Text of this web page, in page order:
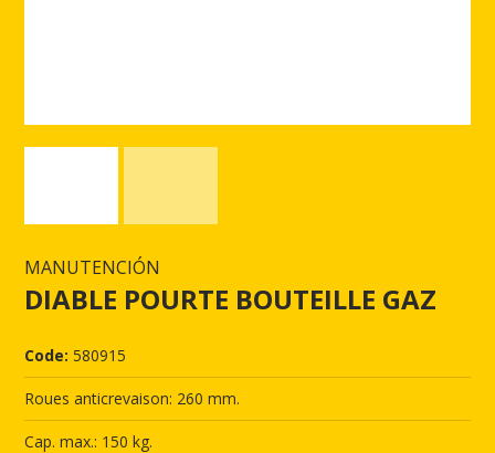
MANUTENCIÓN
DIABLE POURTE BOUTEILLE GAZ
Code: 580915
Roues anticrevaison: 260 mm.
Cap. max.: 150 kg.